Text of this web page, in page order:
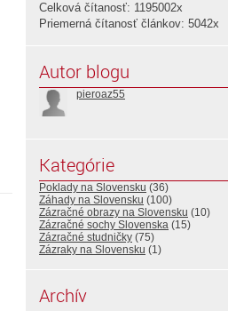
Celková čítanosť: 1195002x
Priemerná čítanosť článkov: 5042x
Autor blogu
pieroaz55
Kategórie
Poklady na Slovensku (36)
Záhady na Slovensku (100)
Zázračné obrazy na Slovensku (10)
Zázračné sochy Slovenska (15)
Zázračné studničky (75)
Zázraky na Slovensku (1)
Archív